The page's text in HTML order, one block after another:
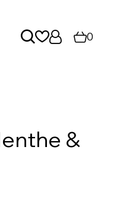
0
&